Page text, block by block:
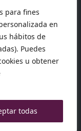
para fines
en
hábitos de
Puedes
u obtener
todas